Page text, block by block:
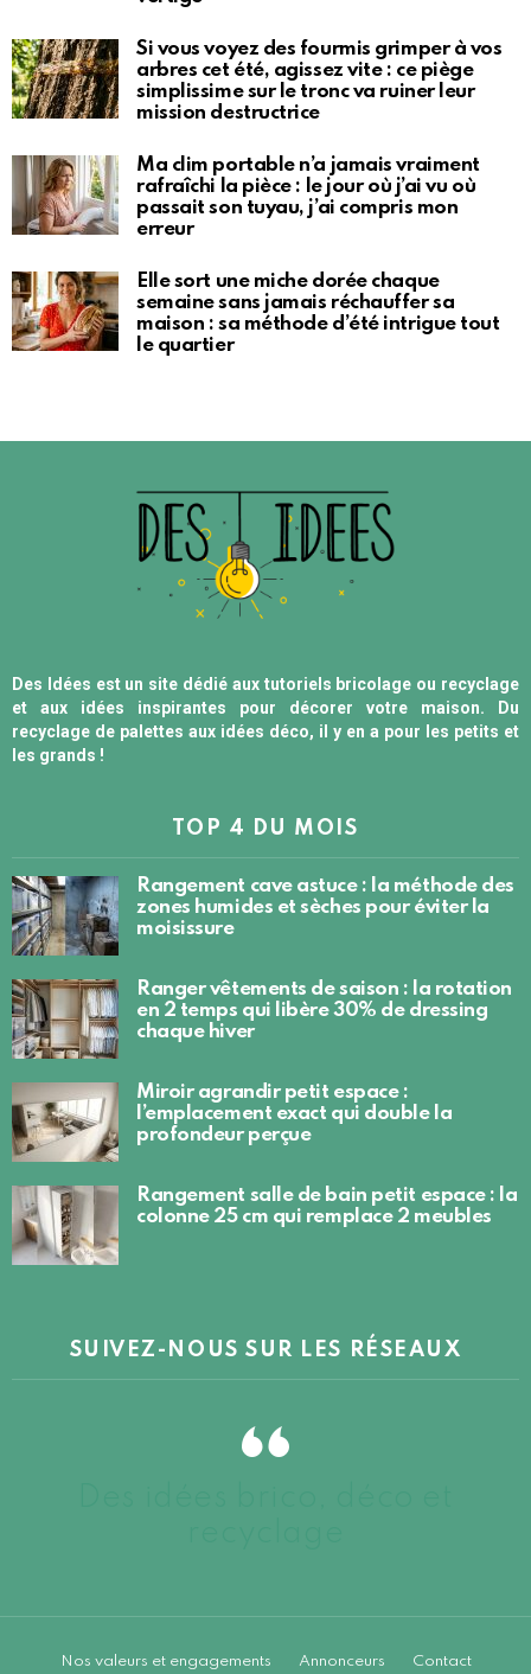
Si vous voyez des fourmis grimper à vos
arbres cet été, agissez vite : ce piège
simplissime sur le tronc va ruiner leur
mission destructrice
Ma clim portable n’a jamais vraiment
rafraîchi la pièce : le jour où j’ai vu où
passait son tuyau, j’ai compris mon
erreur
Elle sort une miche dorée chaque
semaine sans jamais réchauffer sa
maison : sa méthode d’été intrigue tout
le quartier
Des Idées est un site dédié aux tutoriels bricolage ou recyclage
et aux idées inspirantes pour décorer votre maison. Du
recyclage de palettes aux idées déco, il y en a pour les petits et
les grands !
TOP 4 DU MOIS
Rangement cave astuce : la méthode des
zones humides et sèches pour éviter la
moisissure
Ranger vêtements de saison : la rotation
en 2 temps qui libère 30% de dressing
chaque hiver
Miroir agrandir petit espace :
l’emplacement exact qui double la
profondeur perçue
Rangement salle de bain petit espace : la
colonne 25 cm qui remplace 2 meubles
SUIVEZ-NOUS SUR LES RÉSEAUX
Nos valeurs et engagements Annonceurs Contact